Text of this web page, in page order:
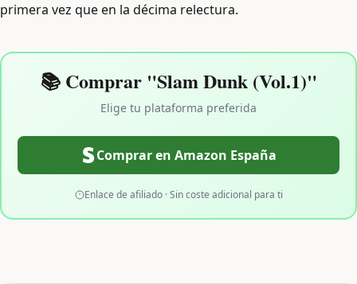
primera vez que en la décima relectura.
📚 Comprar "Slam Dunk (Vol.1)"
Elige tu plataforma preferida
Comprar en Amazon España
Enlace de afiliado · Sin coste adicional para ti